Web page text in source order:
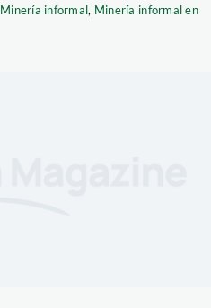
Minería informal, Minería informal en